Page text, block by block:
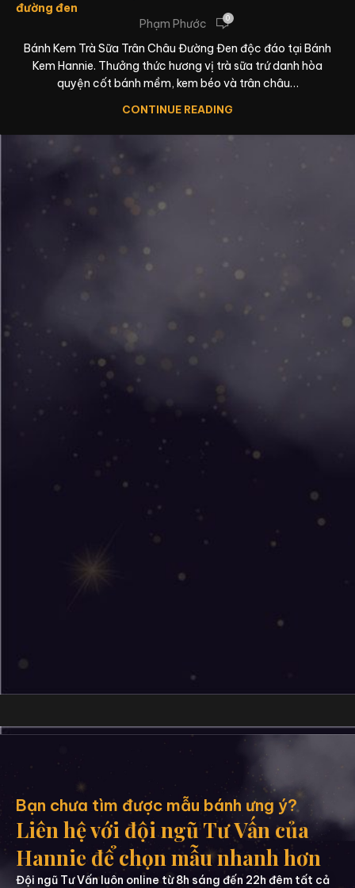
đường đen
Phạm Phước
0
Bánh Kem Trà Sữa Trân Châu Đường Đen độc đáo tại Bánh
Kem Hannie. Thưởng thức hương vị trà sữa trứ danh hòa
quyện cốt bánh mềm, kem béo và trân châu…
CONTINUE READING
Bạn chưa tìm được mẫu bánh ưng ý?
Liên hệ với đội ngũ Tư Vấn của
Hannie để chọn mẫu nhanh hơn
Đội ngũ Tư Vấn luôn online từ 8h sáng đến 22h đêm tất cả